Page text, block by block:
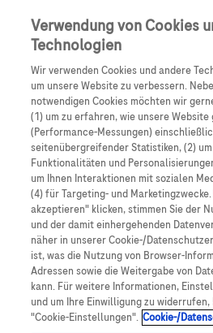
Skip to main content
Produkte
Es tut uns leid, aber es gibt keine
Über Roche
Impressum
Rechtliche Hinweise
Datenschutz
Verwendung von Cookies
Technologien
Wir verwenden Cookies und andere
um unsere Website zu verbessern.
notwendigen Cookies möchten wir
(1) um zu erfahren, wie unsere
(Performance-Messungen)
seitenübergreifender Statistiken, (2)
Funktionalitäten und
um Ihnen Interaktionen mit sozialen
(4) für Targeting- und
akzeptieren" klicken, stimmen Sie der
und der damit einhergehenden
näher in unserer Cookie-/
ist, was die Nutzung von Browser-
Adressen sowie die Weitergabe von
kann. Für weitere Informationen,
und um Ihre Einwilligung zu
"Cookie-Einstellungen". Cookie-/